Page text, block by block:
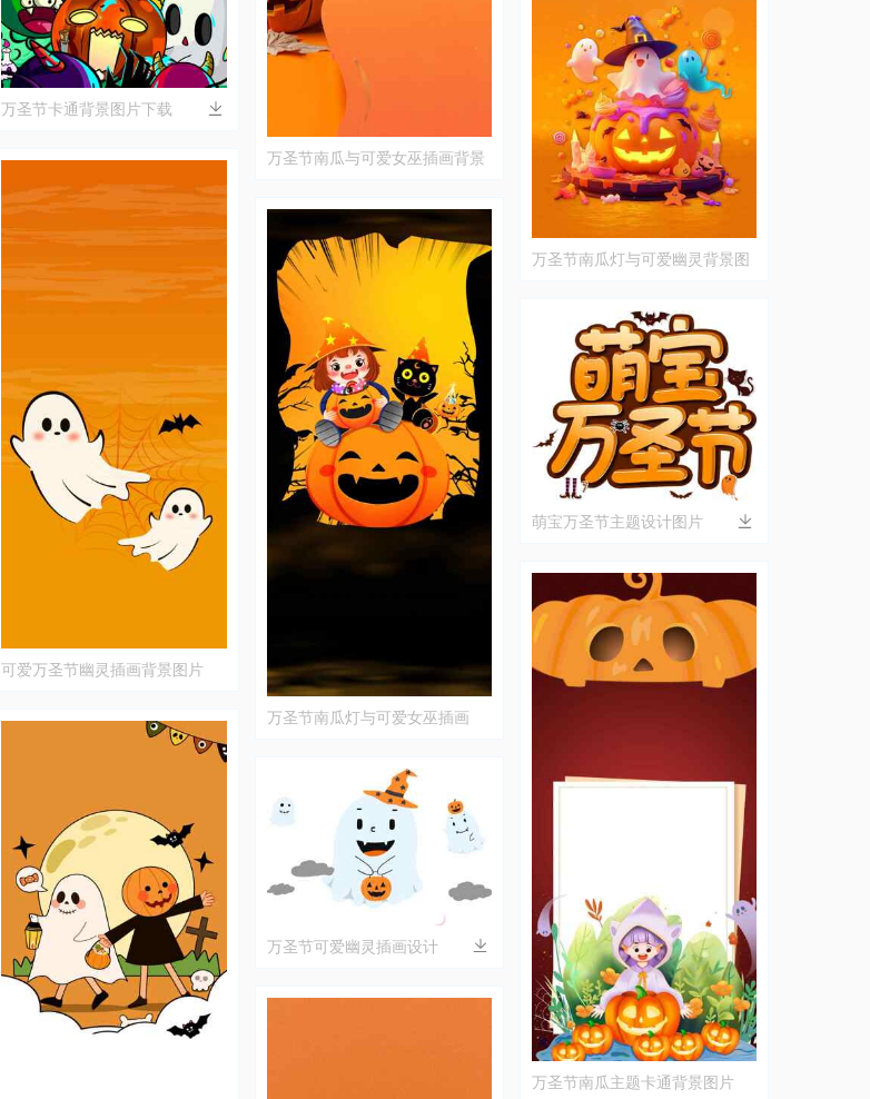
万圣节卡通背景图片下载
可爱万圣节幽灵插画背景图片
万圣节南瓜与可爱女巫插画背景
万圣节南瓜灯与可爱女巫插画
万圣节可爱幽灵插画设计
万圣节南瓜灯与可爱幽灵背景图
萌宝万圣节主题设计图片
万圣节南瓜主题卡通背景图片